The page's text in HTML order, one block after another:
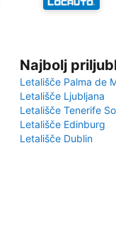
Najbolj
Letališče Palma de
Letališče Ljubljana
Letališče Tenerife
Letališče Edinburg
Letališče Dublin